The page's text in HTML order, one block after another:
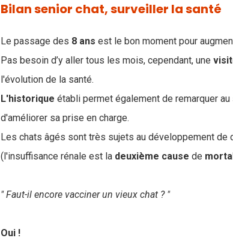
Bilan senior chat, surveiller la santé
Le passage des 8 ans est le bon moment pour
Pas besoin d’y aller tous les mois, cependant, une
l'évolution de la santé.
L'historique établi permet également de remarquer
d'améliorer sa prise en charge.
Les chats âgés sont très sujets au développement de
(l'insuffisance rénale est la deuxième cause de
" Faut-il encore vacciner un vieux chat ? "
Oui !